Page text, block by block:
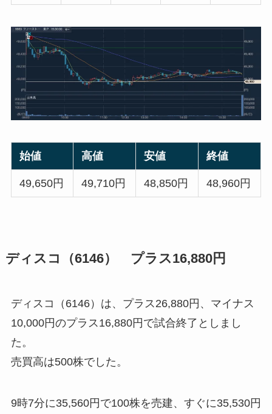
始値 高値 安値 終値
49,650円 49,710円 48,850円 48,960円
ディスコ（6146） プラス16,880円
ディスコ（6146）は、プラス26,880円、マイナス
10,000円のプラス16,880円で試合終了としまし
た。
売買高は500株でした。
9時7分に35,560円で100株を売建、すぐに35,530円